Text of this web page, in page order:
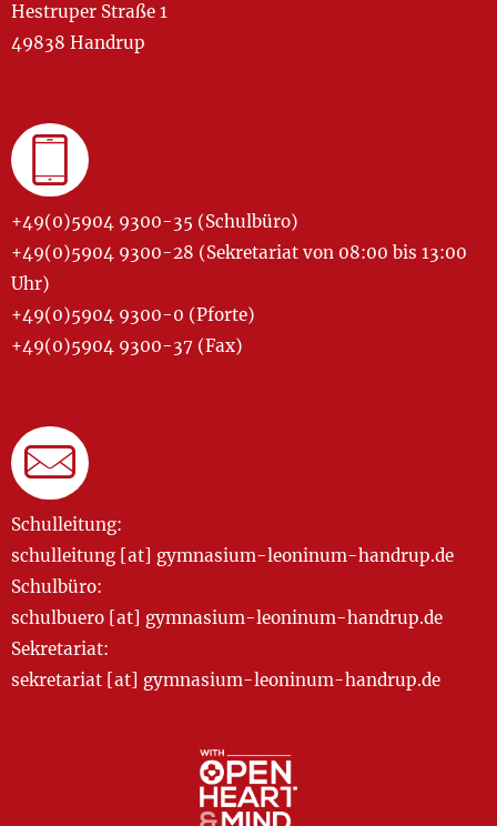
Hestruper Straße 1
49838 Handrup
+49(0)5904 9300-35 (Schulbüro)
+49(0)5904 9300-28 (Sekretariat von 08:00 bis 13:00
Uhr)
+49(0)5904 9300-0 (Pforte)
+49(0)5904 9300-37 (Fax)
Schulleitung:
schulleitung [at] gymnasium-leoninum-handrup.de
Schulbüro:
schulbuero [at] gymnasium-leoninum-handrup.de
Sekretariat:
sekretariat [at] gymnasium-leoninum-handrup.de